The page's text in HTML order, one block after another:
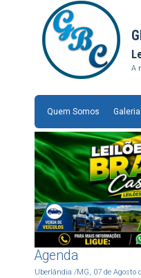
A
Quem Somos
Agenda
Uberlândia /MG, 07 de Agosto